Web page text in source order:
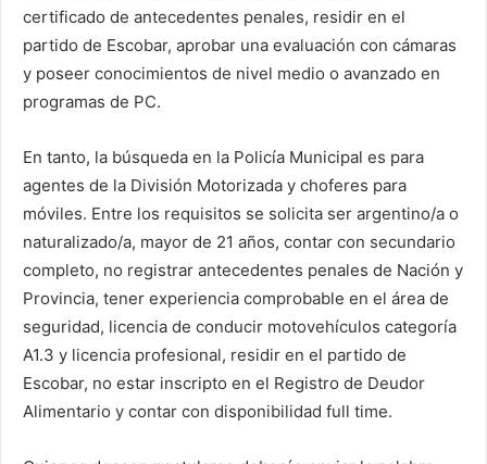
certificado de antecedentes penales, residir en el
partido de Escobar, aprobar una evaluación con cámaras
y poseer conocimientos de nivel medio o avanzado en
programas de PC.
En tanto, la búsqueda en la Policía Municipal es para
agentes de la División Motorizada y choferes para
móviles. Entre los requisitos se solicita ser argentino/a o
naturalizado/a, mayor de 21 años, contar con secundario
completo, no registrar antecedentes penales de Nación y
Provincia, tener experiencia comprobable en el área de
seguridad, licencia de conducir motovehículos categoría
A1.3 y licencia profesional, residir en el partido de
Escobar, no estar inscripto en el Registro de Deudor
Alimentario y contar con disponibilidad full time.